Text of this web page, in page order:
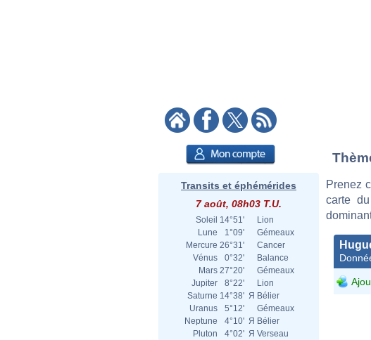
Transits et éphémérides
7 août, 08h03 T.U.
Soleil 14°51'
Lion
Lune
1°09'
Gémeaux
Mercure 26°31'
Cancer
Vénus
0°32'
Balance
Mars 27°20'
Gémeaux
Jupiter
8°22'
Lion
Saturne 14°38' Я Bélier
Uranus
5°12'
Gémeaux
Neptune
4°10' Я Bélier
Pluton
4°02' Я Verseau
Prenez
carte